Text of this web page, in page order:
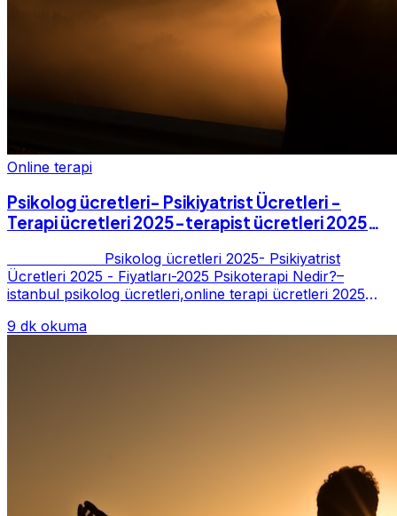
Online terapi
Psikolog ücretleri- Psikiyatrist Ücretleri -
Terapi ücretleri 2025-terapist ücretleri 2025-
Psikolog ücretleri 2025- Psikiyatrist
Ücretleri 2025 - Fiyatları-2025 Psikoterapi Nedir?–
istanbul psikolog ücretleri,online terapi ücretleri 2025
9 dk okuma